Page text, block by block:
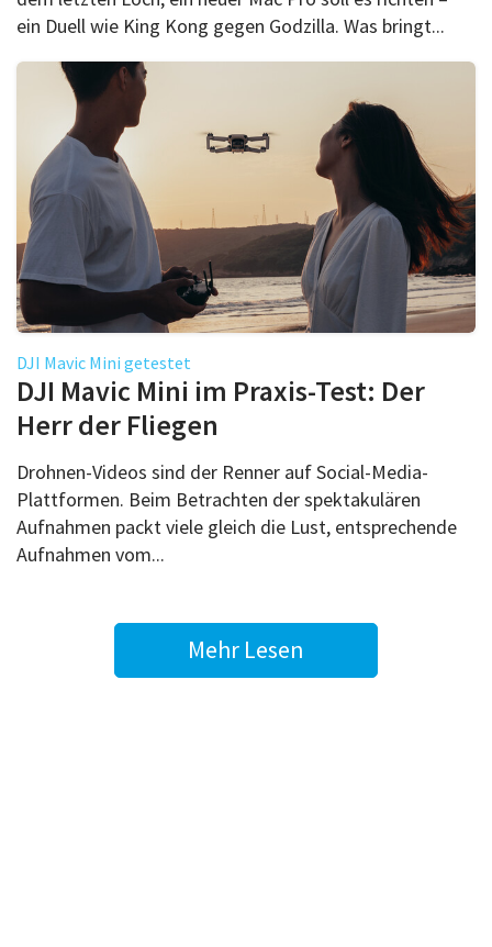
ein Duell wie King Kong gegen Godzilla. Was bringt...
DJI Mavic Mini getestet
DJI Mavic Mini im Praxis-Test: Der
Herr der Fliegen
Drohnen-Videos sind der Renner auf Social-Media-
Plattformen. Beim Betrachten der spektakulären
Aufnahmen packt viele gleich die Lust, entsprechende
Aufnahmen vom...
Mehr Lesen